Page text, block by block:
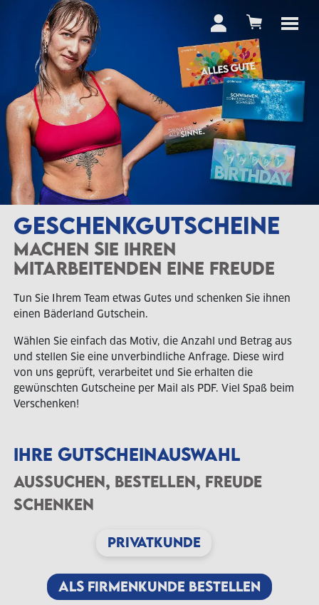
GESCHENKGUTSCHEINE
MACHEN SIE IHREN
MITARBEITENDEN EINE FREUDE
Tun Sie Ihrem Team etwas Gutes und schenken Sie ihnen
einen Bäderland Gutschein.
Wählen Sie einfach das Motiv, die Anzahl und Betrag aus
und stellen Sie eine unverbindliche Anfrage. Diese wird
von uns geprüft, verarbeitet und Sie erhalten die
gewünschten Gutscheine per Mail als PDF. Viel Spaß beim
Verschenken!
IHRE GUTSCHEINAUSWAHL
AUSSUCHEN, BESTELLEN, FREUDE
SCHENKEN
PRIVATKUNDE
ALS FIRMENKUNDE BESTELLEN